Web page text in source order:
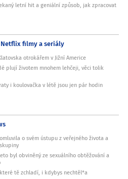
letní hit a geniální způsob, jak zpracovat
Netflix filmy a seriály
otrokářem v Jižní Americe
plují životem mnohem lehčeji, věci tolik
i koulovačka v létě jsou jen pár hodin
o svém ústupu z veřejného života a
byl obviněný ze sexuálního obtěžování a
tě zchladí, i kdybys nechtěl*a